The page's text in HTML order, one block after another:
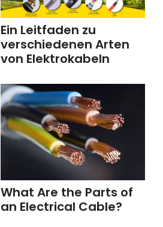
Ein Leitfaden zu
verschiedenen Arten
von Elektrokabeln
What Are the Parts of
an Electrical Cable?